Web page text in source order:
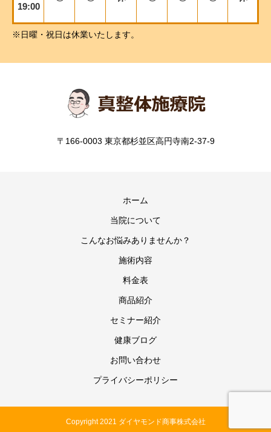
19:00
※日曜・祝日は休業いたします。
〒166-0003 東京都杉並区高円寺南2-37-9
ホーム
当院について
こんなお悩みありませんか？
施術内容
料金表
商品紹介
セミナー紹介
健康ブログ
お問い合わせ
プライバシーポリシー
Copyright 2021 ダイヤモンド商事株式会社